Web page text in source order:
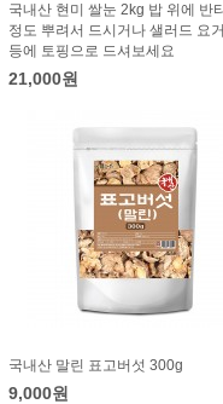
국내산 현미 쌀눈 2kg 밥 위에 반
정도 뿌려서 드시거나 샐러드 요
등에 토핑으로 드셔보세요
21,000원
국내산 말린 표고버섯 300g
9,000원